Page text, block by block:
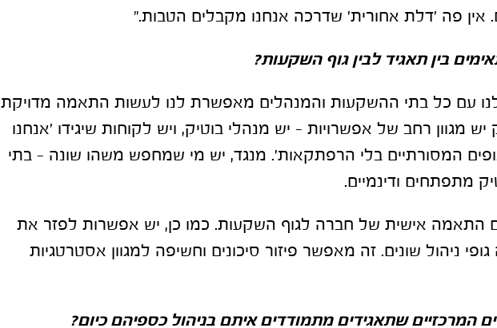
אין פה 'דלת אחורית' שדרכה אנחנו מקבלים הטבות."
בין תאגיד לבין גוף השקעות?
עם כל בתי ההשקעות והמנהלים מאפשרת לנו לעשות התאמה מדויקת
מגוון רחב של אפשרויות – יש מנהלי בוטיק, ויש לקוחות שיגידו 'אנחנו
המסורתיים בלי הרפתקאות'. מנגד, יש מי שמחפש משהו שונה – בתי
מתפתחים ודינמיים.
התאמה אישית של חברה לגוף השקעות. כמו כן, יש אפשרות לפזר את
גופי ניהול שונים. זה מאפשר פיזור סיכונים וחשיפה למגוון אסטרטגיות
המרכזיים שתאגידים מתמודדים איתם בניהול כספיהם כיום?